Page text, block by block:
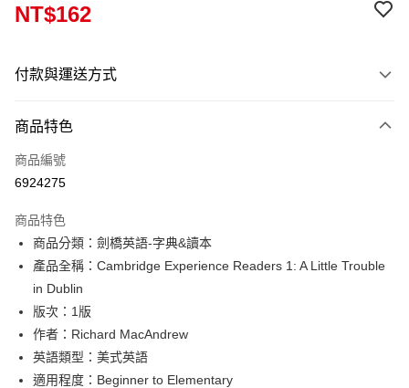
NT$162
付款與運送方式
信用卡一次付款
超商取貨付款
Google Pay
ATM付款
運送方式
每筆NT$60
商品特色
商品編號
6924275
商品特色
商品分類：劍橋英語-字典&讀本
產品全稱：Cambridge Experience Readers 1: A Little Trouble
in Dublin
版次：1版
作者：Richard MacAndrew
英語類型：美式英語
適用程度：Beginner to Elementary